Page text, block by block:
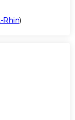
Rhin)